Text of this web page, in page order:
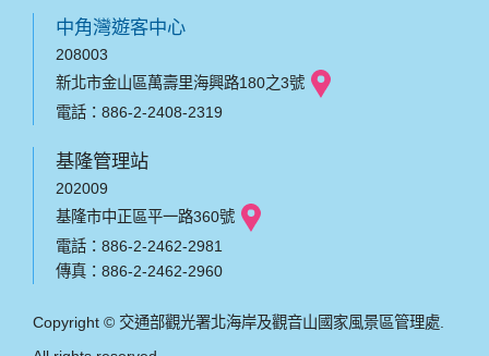
中角灣遊客中心
208003
新北市金山區萬壽里海興路180之3號
電話：886-2-2408-2319
基隆管理站
202009
基隆市中正區平一路360號
電話：886-2-2462-2981
傳真：886-2-2462-2960
Copyright © 交通部觀光署北海岸及觀音山國家風景區管理處.